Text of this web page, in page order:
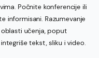
Počnite konferencije ili
informisani. Razumevanje
učenja, poput
tekst, sliku i video.